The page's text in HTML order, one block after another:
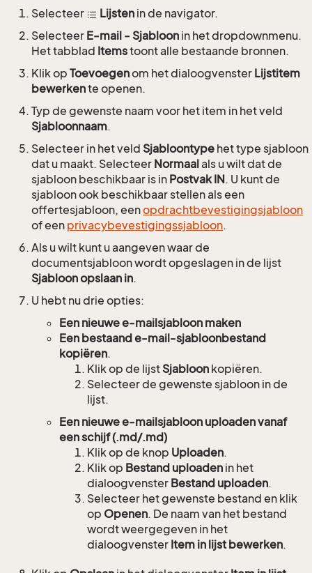
Selecteer Lijsten in de navigator.
Selecteer E-mail - Sjabloon in het dropdownmenu.
Het tabblad Itemstoont alle bestaande bronnen.
Klik op Toevoegenom het dialoogvenster Lijstitem
bewerkente openen.
Typ de gewenste naam voor het item in het veld
Sjabloonnaam.
Selecteer in het veld Sjabloontype het type sjabloon
dat u maakt. Selecteer Normaal als u wilt dat de
sjabloon beschikbaar is in Postvak IN. U kunt de
sjabloon ook beschikbaar stellen als een
offertesjabloon, eenopdrachtbevestigingsjabloon
of een privacybevestigingssjabloon.
Als u wilt kunt u aangeven waar de
documentsjabloon wordt opgeslagen in de lijst
Sjabloon opslaan in.
U hebt nu drie opties:
Een nieuwe e-mailsjabloon maken
Een bestaand e-mail-sjabloonbestand
kopiëren.
Klik op de lijst Sjabloon kopiëren.
Selecteer de gewenste sjabloon in de
lijst.
Een nieuwe e-mailsjabloon uploaden vanaf
een schijf (.md/.md)
Klik op de knop Uploaden.
Klik op Bestand uploaden in het
dialoogvenster Bestand uploaden.
Selecteer het gewenste bestand en klik
op Openen. De naam van het bestand
wordt weergegeven in het
dialoogvenster Item in lijst bewerken.